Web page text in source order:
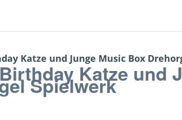
Katze und Junge Music Box
Katze und
Spielwerk